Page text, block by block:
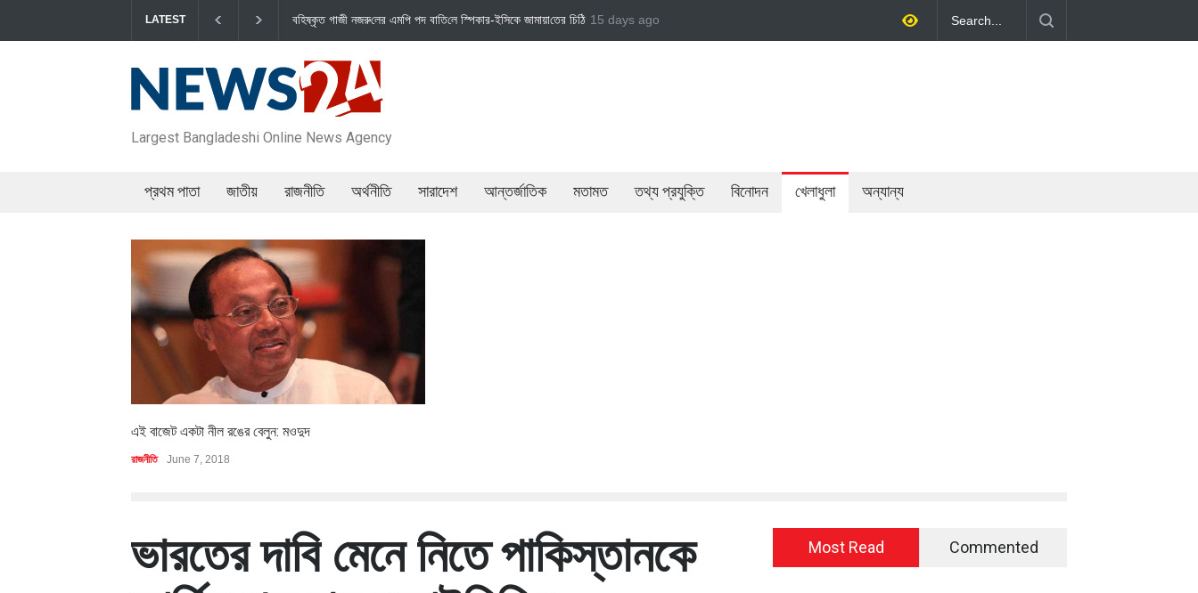
LATEST
বহিষ্কৃত গাজী নজরু‌লের এম‌পি পদ বা‌তি‌লে স্পিকার-ইসিকে জামায়া‌তের চি‌ঠি জামায়াত এমপি গাজী নজরুল ইসলামকে দল থেকে বহিষ্কার বেসরকারি খাতের গতিশীলতায় অর্থনীতি গড়ে তোলাই সরকারের মূল লক্ষ্য: প্রধানমন্ত্রী
15 days ago
Largest Bangladeshi Online News Agency
প্রথম পাতা জাতীয় রাজনীতি অর্থনীতি সারাদেশ আন্তর্জাতিক মতামত তথ্য প্রযুক্তি বিনোদন খেলাধুলা অন্যান্য
এই বাজেট একটা নীল রঙের বেলুন: মওদুদ
রাজনীতি June 7, 2018
ভারতের দাবি মেনে নিতে পাকিস্তানকে
Most Read Commented